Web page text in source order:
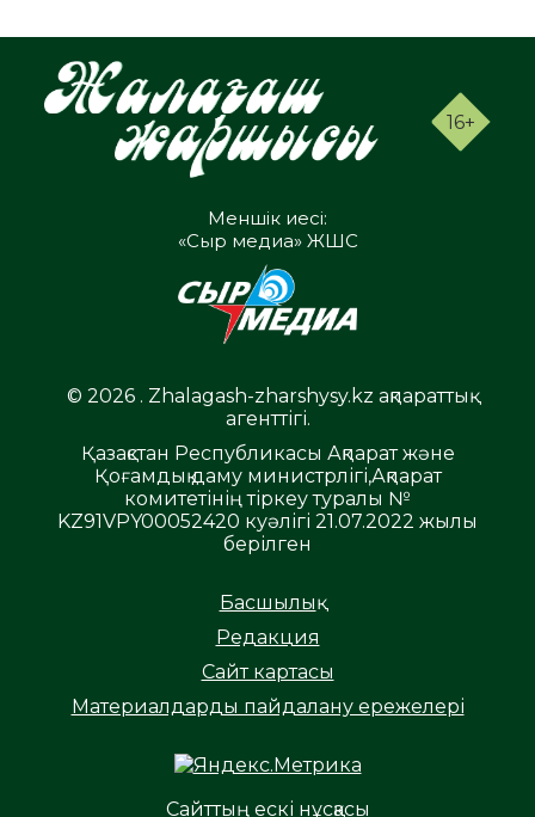
16+
Меншік иесі:
«Сыр медиа» ЖШС
© 2026 . Zhalagash-zharshysy.kz ақпараттық
агенттігі.
Қазақстан Республикасы Ақпарат және
Қоғамдық даму министрлігі,Ақпарат
комитетінің тіркеу туралы №
KZ91VPY00052420 куәлігі 21.07.2022 жылы
берілген
Басшылық
Редакция
Сайт картасы
Материалдарды пайдалану ережелері
Сайттың ескі нұсқасы